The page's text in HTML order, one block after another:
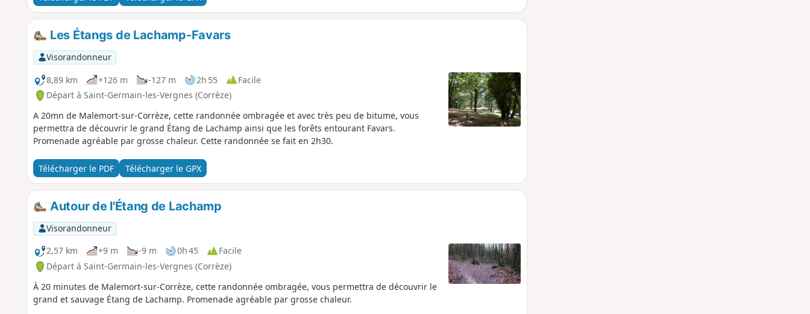
Les Étangs de Lachamp-Favars
Visorandonneur
8,89 km
+126 m -127 m 2h 55
Facile
Départ à Saint-Germain-les-Vergnes (Corrèze)
A 20mn de Malemort-sur-Corrèze, cette randonnée ombragée et avec très peu de bitume, vous
permettra de découvrir le grand Étang de Lachamp ainsi que les forêts entourant Favars.
Promenade agréable par grosse chaleur. Cette randonnée se fait en 2h30.
Télécharger le PDF Télécharger le GPX
Autour de l'Étang de Lachamp
Visorandonneur
2,57 km
+9 m -9 m 0h 45
Facile
Départ à Saint-Germain-les-Vergnes (Corrèze)
À 20 minutes de Malemort-sur-Corrèze, cette randonnée ombragée, vous permettra de découvrir le
grand et sauvage Étang de Lachamp. Promenade agréable par grosse chaleur.